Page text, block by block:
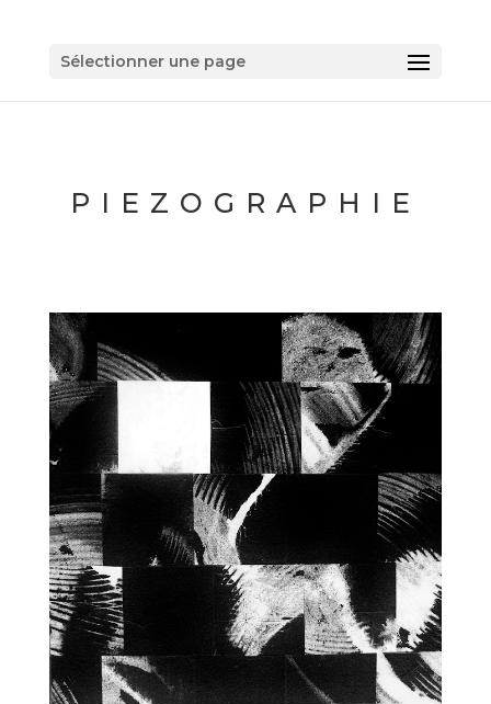
Sélectionner une page
PIEZOGRAPHIE